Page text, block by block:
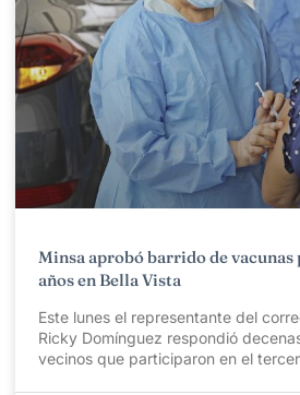
Minsa aprobó barrido de vacunas
años en Bella Vista
Este lunes el representante del
Ricky Domínguez respondió
vecinos que participaron en el